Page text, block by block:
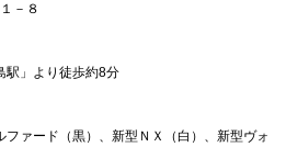
－８
駅」より徒歩約8分
ァード（黒）、新型ＮＸ（白）、新型ヴォ